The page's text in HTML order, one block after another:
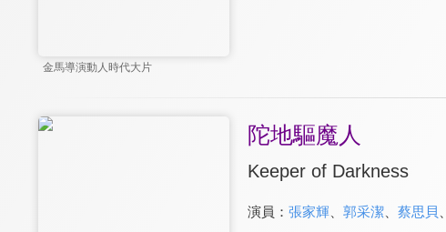
金馬導演動人時代大片
陀地驅魔人
Keeper of Darkness
演員： 張家輝、 郭采潔、 蔡思貝